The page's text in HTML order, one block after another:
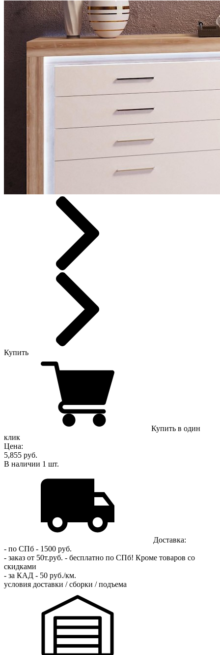
Купить
Купить в один
клик
Цена:
5,855 руб.
В наличии 1 шт.
Доставка:
- по СПб - 1500 руб.
- заказ от 50т.руб. - бесплатно по СПб! Кроме товаров со
скидками
- за КАД - 50 руб./км.
условия доставки / сборки / подъема